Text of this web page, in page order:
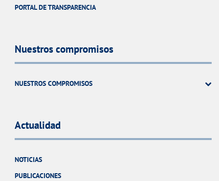
PORTAL DE TRANSPARENCIA
Nuestros compromisos
NUESTROS COMPROMISOS
Actualidad
NOTICIAS
PUBLICACIONES